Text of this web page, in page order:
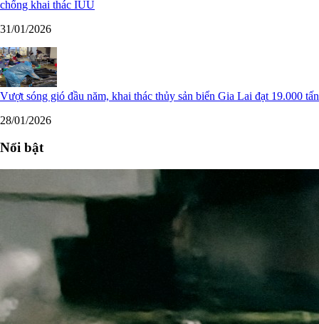
chống khai thác IUU
31/01/2026
Vượt sóng gió đầu năm, khai thác thủy sản biển Gia Lai đạt 19.000 tấn
28/01/2026
Nổi bật